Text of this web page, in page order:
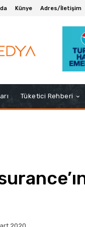
Künye Adres/İletişim
Tüketici Rehberi